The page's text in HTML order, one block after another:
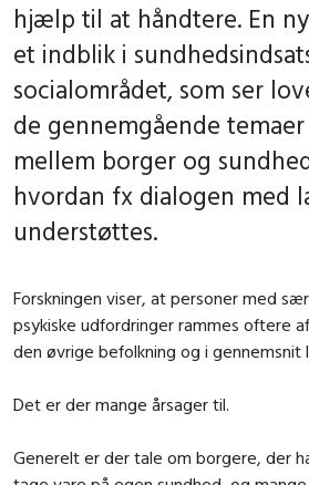
hjælp til at håndtere. En
et indblik i
socialområdet, som ser
de gennemgående
mellem borger og
hvordan fx dialogen med
understøttes.
Forskningen viser, at personer med
psykiske udfordringer rammes oftere
den øvrige befolkning og i gennemsnit
Det er der mange årsager til.
Generelt er der tale om borgere, der